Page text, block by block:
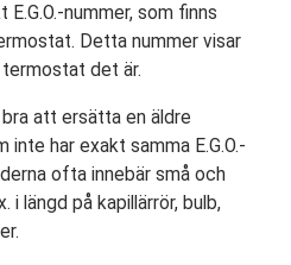
nummer, som finns
Detta nummer visar
det är.
att ersätta en äldre
har exakt samma E.G.O.-
ofta innebär små och
i längd på kapillärrör, bulb,